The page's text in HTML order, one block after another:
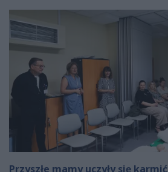
Przyszłe mamy uczyły się karmić